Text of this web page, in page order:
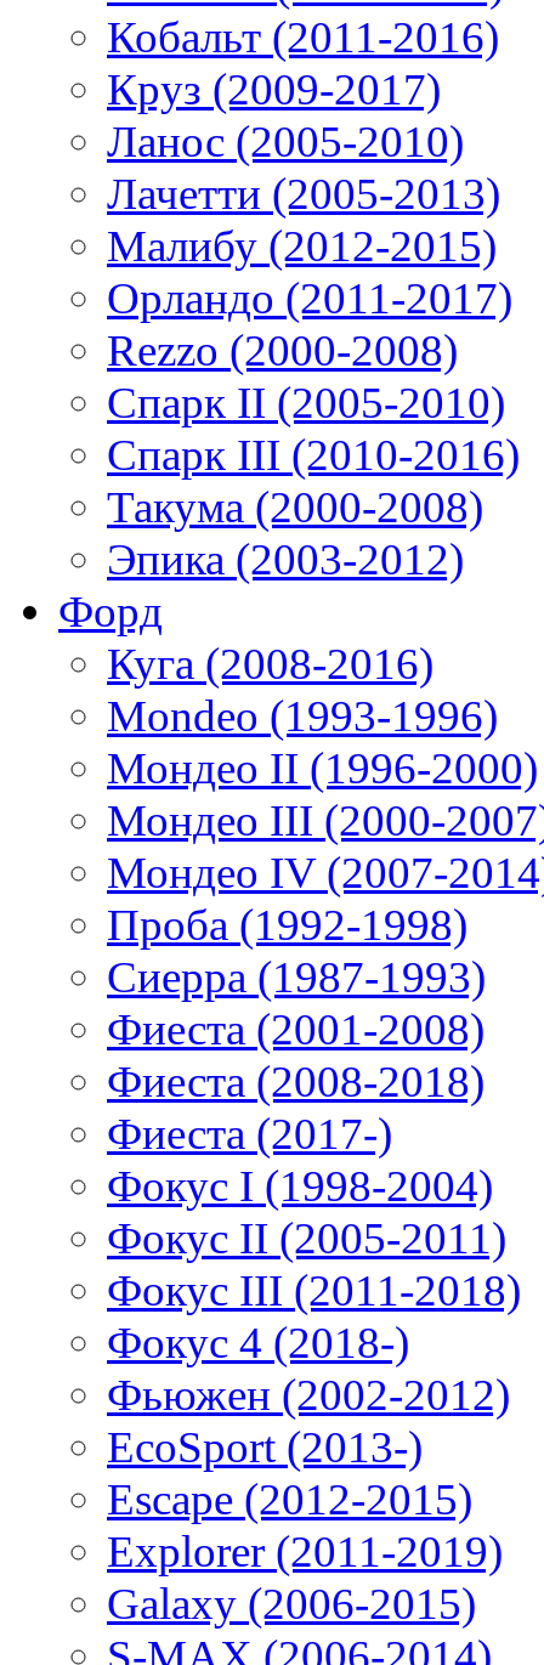
Кобальт (2011-2016)
Круз (2009-2017)
Ланос (2005-2010)
Лачетти (2005-2013)
Малибу (2012-2015)
Орландо (2011-2017)
Rezzo (2000-2008)
Спарк II (2005-2010)
Спарк III (2010-2016)
Такума (2000-2008)
Эпика (2003-2012)
Форд
Куга (2008-2016)
Mondeo (1993-1996)
Мондео II (1996-2000)
Мондео III (2000-
Мондео IV (2007-
Проба (1992-1998)
Сиерра (1987-1993)
Фиеста (2001-2008)
Фиеста (2008-2018)
Фиеста (2017-)
Фокус I (1998-2004)
Фокус II (2005-2011)
Фокус III (2011-2018)
Фокус 4 (2018-)
Фьюжен (2002-2012)
EcoSport (2013-)
Escape (2012-2015)
Explorer (2011-2019)
Galaxy (2006-2015)